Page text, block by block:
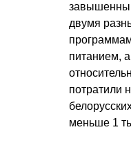
двумя
питанием,
потратили
меньше 1